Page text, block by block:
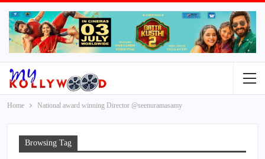
Home National award winning Director @seenuramasamy
Browsing Tag